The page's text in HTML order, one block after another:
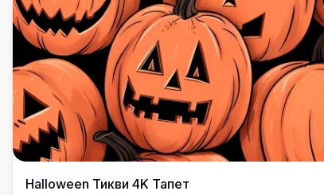
Halloween Тикви 4K Тапет